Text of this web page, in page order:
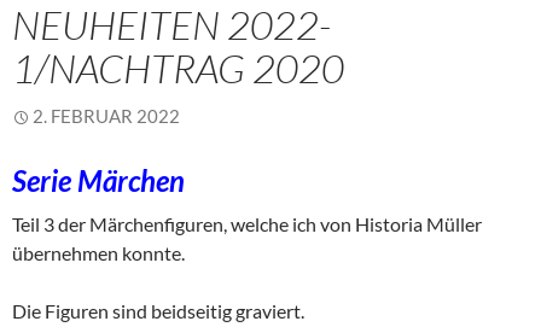
NEUHEITEN 2022-
1/NACHTRAG 2020
2. FEBRUAR 2022
Serie Märchen
Teil 3 der Märchenfiguren, welche ich von Historia Müller
übernehmen konnte.
Die Figuren sind beidseitig graviert.